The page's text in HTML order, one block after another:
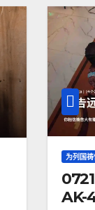
为列国祷
AK-